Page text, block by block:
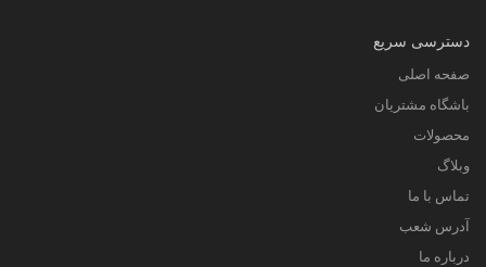
دسترسی سریع
صفحه اصلی
باشگاه مشتریان
محصولات
وبلاگ
تماس با ما
آدرس شعب
درباره ما